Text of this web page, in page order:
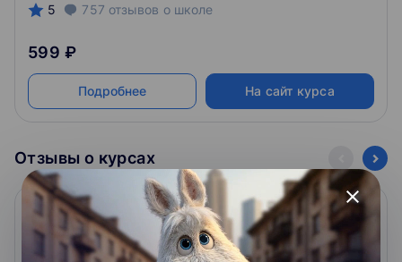
5 757 отзывов о школе
599 ₽
Подробнее На сайт курса
Отзывы о курсах
Olga
21.01.2024 г.
close